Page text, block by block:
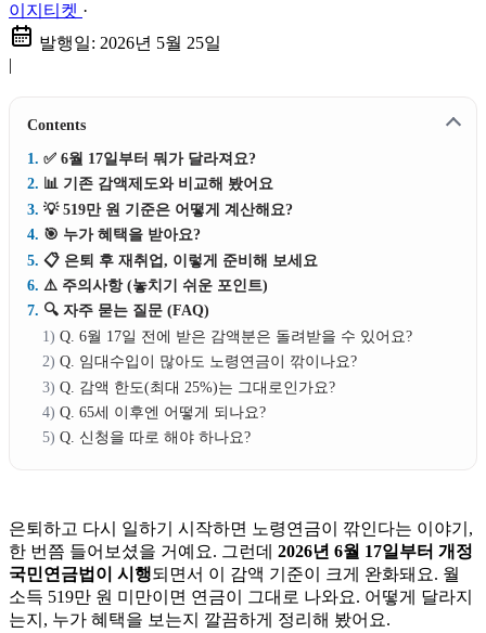
이지티켓 ·
발행일: 2026년 5월 25일
|
Contents
✅ 6월 17일부터 뭐가 달라져요?
📊 기존 감액제도와 비교해 봤어요
💡 519만 원 기준은 어떻게 계산해요?
🎯 누가 혜택을 받아요?
📋 은퇴 후 재취업, 이렇게 준비해 보세요
⚠️ 주의사항 (놓치기 쉬운 포인트)
🔍 자주 묻는 질문 (FAQ)
Q. 6월 17일 전에 받은 감액분은 돌려받을 수 있어요?
Q. 임대수입이 많아도 노령연금이 깎이나요?
Q. 감액 한도(최대 25%)는 그대로인가요?
Q. 65세 이후엔 어떻게 되나요?
Q. 신청을 따로 해야 하나요?
은퇴하고 다시 일하기 시작하면 노령연금이 깎인다는 이야기,
한 번쯤 들어보셨을 거예요. 그런데 2026년 6월 17일부터 개정
국민연금법이 시행되면서 이 감액 기준이 크게 완화돼요. 월
소득 519만 원 미만이면 연금이 그대로 나와요. 어떻게 달라지
는지, 누가 혜택을 보는지 깔끔하게 정리해 봤어요.